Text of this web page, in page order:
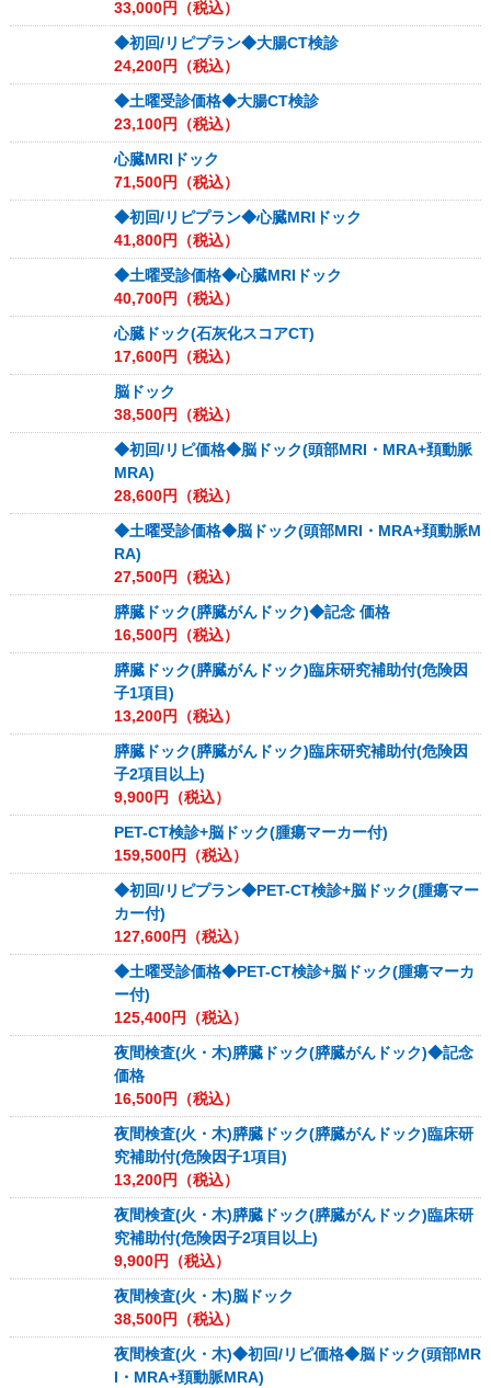
33,000円（税込）
◆初回/リピプラン◆大腸CT検診
24,200円（税込）
◆土曜受診価格◆大腸CT検診
23,100円（税込）
心臓MRIドック
71,500円（税込）
◆初回/リピプラン◆心臓MRIドック
41,800円（税込）
◆土曜受診価格◆心臓MRIドック
40,700円（税込）
心臓ドック(石灰化スコアCT)
17,600円（税込）
脳ドック
38,500円（税込）
◆初回/リピ価格◆脳ドック(頭部MRI・MRA+頚動脈
MRA)
28,600円（税込）
◆土曜受診価格◆脳ドック(頭部MRI・MRA+頚動脈M
RA)
27,500円（税込）
膵臓ドック(膵臓がんドック)◆記念 価格
16,500円（税込）
膵臓ドック(膵臓がんドック)臨床研究補助付(危険因
子1項目)
13,200円（税込）
膵臓ドック(膵臓がんドック)臨床研究補助付(危険因
子2項目以上)
9,900円（税込）
PET-CT検診+脳ドック(腫瘍マーカー付)
159,500円（税込）
◆初回/リピプラン◆PET-CT検診+脳ドック(腫瘍マー
カー付)
127,600円（税込）
◆土曜受診価格◆PET-CT検診+脳ドック(腫瘍マーカ
ー付)
125,400円（税込）
夜間検査(火・木)膵臓ドック(膵臓がんドック)◆記念
価格
16,500円（税込）
夜間検査(火・木)膵臓ドック(膵臓がんドック)臨床研
究補助付(危険因子1項目)
13,200円（税込）
夜間検査(火・木)膵臓ドック(膵臓がんドック)臨床研
究補助付(危険因子2項目以上)
9,900円（税込）
夜間検査(火・木)脳ドック
38,500円（税込）
夜間検査(火・木)◆初回/リピ価格◆脳ドック(頭部MR
I・MRA+頚動脈MRA)